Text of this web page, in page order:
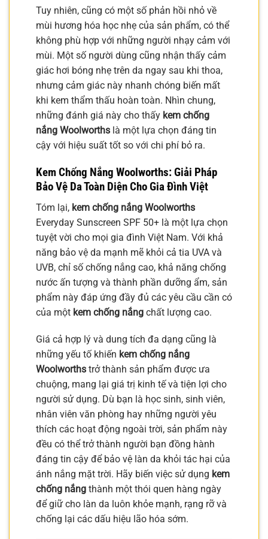
Tuy nhiên, cũng có một số phản hồi nhỏ về
mùi hương hóa học nhẹ của sản phẩm, có thể
không phù hợp với những người nhạy cảm với
mùi. Một số người dùng cũng nhận thấy cảm
giác hơi bóng nhẹ trên da ngay sau khi thoa,
nhưng cảm giác này nhanh chóng biến mất
khi kem thẩm thấu hoàn toàn. Nhìn chung,
những đánh giá này cho thấy kem chống
nắng Woolworths là một lựa chọn đáng tin
cậy với hiệu suất tốt so với chi phí bỏ ra.
Kem Chống Nắng Woolworths: Giải Pháp
Bảo Vệ Da Toàn Diện Cho Gia Đình Việt
Tóm lại, kem chống nắng Woolworths
Everyday Sunscreen SPF 50+ là một lựa chọn
tuyệt vời cho mọi gia đình Việt Nam. Với khả
năng bảo vệ da mạnh mẽ khỏi cả tia UVA và
UVB, chỉ số chống nắng cao, khả năng chống
nước ấn tượng và thành phần dưỡng ẩm, sản
phẩm này đáp ứng đầy đủ các yêu cầu cần có
của một kem chống nắng chất lượng cao.
Giá cả hợp lý và dung tích đa dạng cũng là
những yếu tố khiến kem chống nắng
Woolworths trở thành sản phẩm được ưa
chuộng, mang lại giá trị kinh tế và tiện lợi cho
người sử dụng. Dù bạn là học sinh, sinh viên,
nhân viên văn phòng hay những người yêu
thích các hoạt động ngoài trời, sản phẩm này
đều có thể trở thành người bạn đồng hành
đáng tin cậy để bảo vệ làn da khỏi tác hại của
ánh nắng mặt trời. Hãy biến việc sử dụng kem
chống nắng thành một thói quen hàng ngày
để giữ cho làn da luôn khỏe mạnh, rạng rỡ và
chống lại các dấu hiệu lão hóa sớm.